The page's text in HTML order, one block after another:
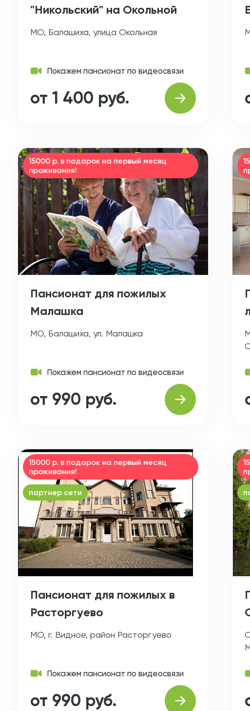
"Никольский" на Окольной
МО, Балашиха, улица Окольная
Покажем пансионат по видеосвязи
от 1 400 руб.
15000 р. в подарок на первый месяц
проживания!
Пансионат для пожилых
Малашка
МО, Балашиха, ул. Малашка
Покажем пансионат по видеосвязи
от 990 руб.
15000 р. в подарок на первый месяц
проживания!
партнер сети
Пансионат для пожилых в
Расторгуево
МО, г. Видное, район Расторгуево
Покажем пансионат по видеосвязи
от 990 руб.